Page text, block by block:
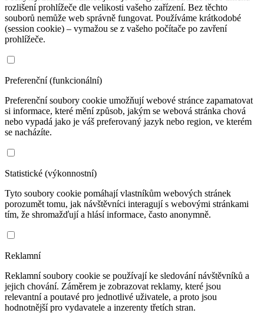
rozlišení prohlížeče dle velikosti vašeho zařízení. Bez těchto
souborů nemůže web správně fungovat. Používáme krátkodobé
(session cookie) – vymažou se z vašeho počítače po zavření
prohlížeče.
Preferenční (funkcionální)
Preferenční soubory cookie umožňují webové stránce zapamatovat
si informace, které mění způsob, jakým se webová stránka chová
nebo vypadá jako je váš preferovaný jazyk nebo region, ve kterém
se nacházíte.
Statistické (výkonnostní)
Tyto soubory cookie pomáhají vlastníkům webových stránek
porozumět tomu, jak návštěvníci interagují s webovými stránkami
tím, že shromažďují a hlásí informace, často anonymně.
Reklamní
Reklamní soubory cookie se používají ke sledování návštěvníků a
jejich chování. Záměrem je zobrazovat reklamy, které jsou
relevantní a poutavé pro jednotlivé uživatele, a proto jsou
hodnotnější pro vydavatele a inzerenty třetích stran.